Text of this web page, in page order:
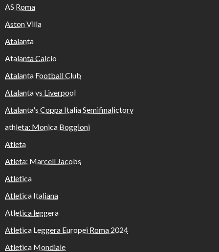
AS Roma
Aston Villa
Atalanta
Atalanta Calcio
Atalanta Football Club
Atalanta vs Liverpool
Atalanta's Coppa Italia Semifinalictory
athleta: Monica Boggioni
Atleta
Atleta: Marcell Jacobs
Atletica
Atletica Italiana
Atletica leggera
Atletica Leggera Europei Roma 2024
Atletica Mondiale